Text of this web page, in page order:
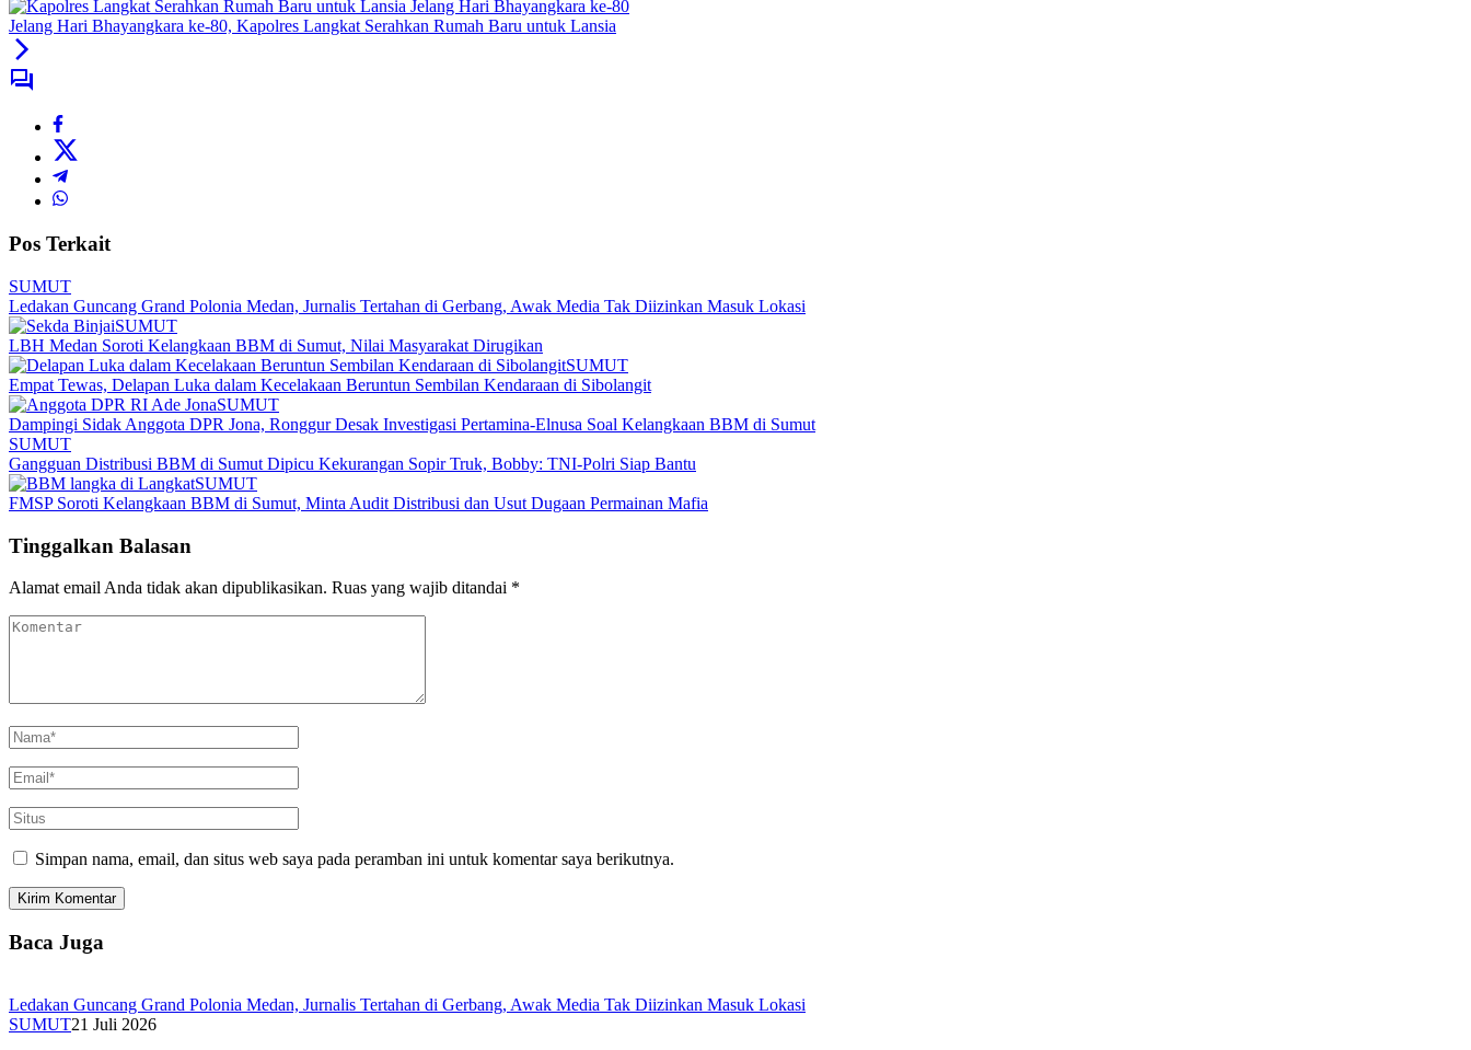
Jelang Hari Bhayangkara ke-80, Kapolres Langkat Serahkan Rumah Baru untuk Lansia
Pos Terkait
SUMUT
Ledakan Guncang Grand Polonia Medan, Jurnalis Tertahan di Gerbang, Awak Media Tak Diizinkan Masuk Lokasi
SUMUT
LBH Medan Soroti Kelangkaan BBM di Sumut, Nilai Masyarakat Dirugikan
SUMUT
Empat Tewas, Delapan Luka dalam Kecelakaan Beruntun Sembilan Kendaraan di Sibolangit
SUMUT
Dampingi Sidak Anggota DPR Jona, Ronggur Desak Investigasi Pertamina-Elnusa Soal Kelangkaan BBM di Sumut
SUMUT
Gangguan Distribusi BBM di Sumut Dipicu Kekurangan Sopir Truk, Bobby: TNI-Polri Siap Bantu
SUMUT
FMSP Soroti Kelangkaan BBM di Sumut, Minta Audit Distribusi dan Usut Dugaan Permainan Mafia
Tinggalkan Balasan
Alamat email Anda tidak akan dipublikasikan. Ruas yang wajib ditandai *
Simpan nama, email, dan situs web saya pada peramban ini untuk komentar saya berikutnya.
Baca Juga
Ledakan Guncang Grand Polonia Medan, Jurnalis Tertahan di Gerbang, Awak Media Tak Diizinkan Masuk Lokasi
SUMUT21 Juli 2026